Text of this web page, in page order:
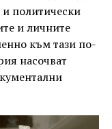
и политически
и личните
към тази по-
насочват